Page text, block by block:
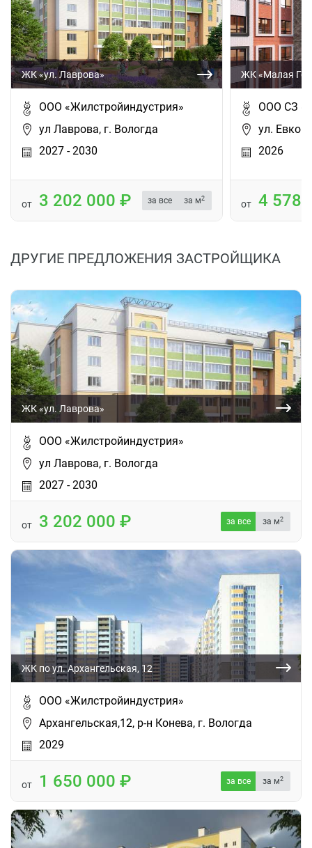
ЖК «ул. Лаврова»
ООО «Жилстройиндустрия»
ул Лаврова, г. Вологда
2027 - 2030
от 3 202 000 за все за м2
ЖК «Малая
ООО СЗ
ул.
2026
от 4 578
ДРУГИЕ ПРЕДЛОЖЕНИЯ ЗАСТРОЙЩИКА
ЖК «ул. Лаврова»
ООО «Жилстройиндустрия»
ул Лаврова, г. Вологда
2027 - 2030
от 3 202 000 за все за м2
ЖК по ул. Архангельская, 12
ООО «Жилстройиндустрия»
Архангельская,12, р-н Конева, г. Вологда
2029
от 1 650 000 за все за м2